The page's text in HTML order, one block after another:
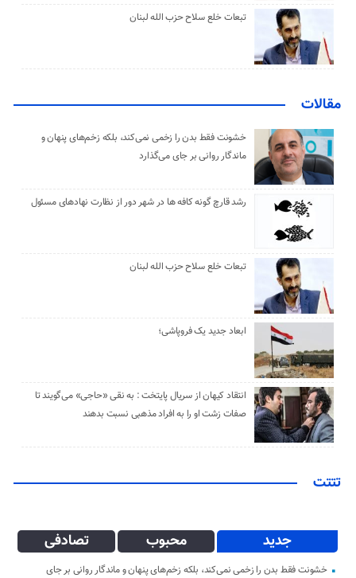
تبعات خلع سلاح حزب الله لبنان
مقالات
خشونت فقط بدن را زخمی نمی‌کند، بلکه زخم‌های پنهان و
ماندگار روانی بر جای می‌گذارد
رشد قارچ گونه کافه ها در شهر دور از نظارت نهادهای مسئول
تبعات خلع سلاح حزب الله لبنان
ابعاد جدید یک فروپاشی؛
انتقاد کیهان از سریال پایتخت : به نقی «حاجی» می‌گویند تا
صفات زشت او را به افراد مذهبی نسبت بدهند
تتتت
جدید محبوب تصادفی
خشونت فقط بدن را زخمی نمی‌کند، بلکه زخم‌های پنهان و ماندگار روانی بر جای